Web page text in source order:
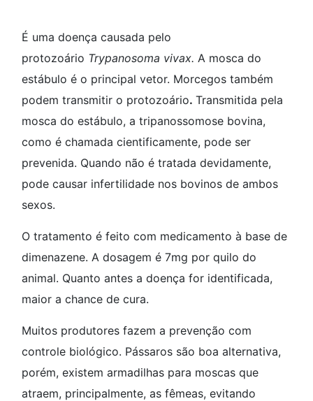
É uma doença causada pelo
protozoário Trypanosoma vivax. A mosca do
estábulo é o principal vetor. Morcegos também
podem transmitir o protozoário. Transmitida pela
mosca do estábulo, a tripanossomose bovina,
como é chamada cientificamente, pode ser
prevenida. Quando não é tratada devidamente,
pode causar infertilidade nos bovinos de ambos
sexos.
O tratamento é feito com medicamento à base de
dimenazene. A dosagem é 7mg por quilo do
animal. Quanto antes a doença for identificada,
maior a chance de cura.
Muitos produtores fazem a prevenção com
controle biológico. Pássaros são boa alternativa,
porém, existem armadilhas para moscas que
atraem, principalmente, as fêmeas, evitando